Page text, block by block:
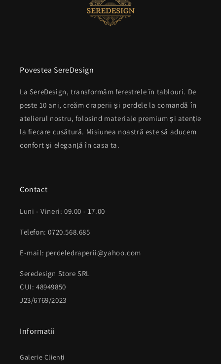
Povestea SereDesign
La SereDesign, transformăm ferestrele în tablouri. De
peste 10 ani, creăm draperii și perdele la comandă în
atelierul nostru, folosind materiale premium și atenție
la fiecare cusătură. Misiunea noastră este să aducem
confort și eleganță în casa ta.
Contact
Luni - Vineri: 09.00 - 17.00
Telefon: 0720.568.685
E-mail: perdeledraperii@yahoo.com
Seredesign Store SRL
CUI: 48949850
J23/6769/2023
Informatii
Galerie Clienți